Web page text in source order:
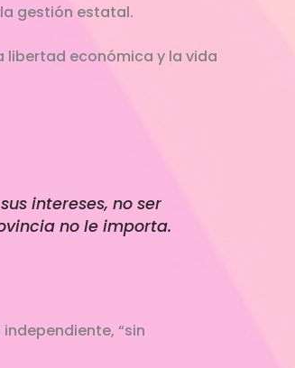
gestión estatal.
libertad económica y la vida
intereses, no ser
no le importa.
“sin